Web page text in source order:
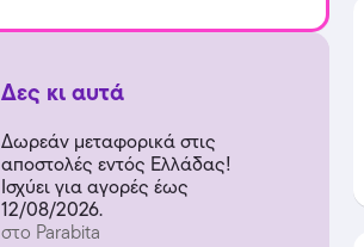
Δες κι αυτά
Δωρεάν μεταφορικά στις
αποστολές εντός Ελλάδας!
Ισχύει για αγορές έως
12/08/2026.
στο Parabita